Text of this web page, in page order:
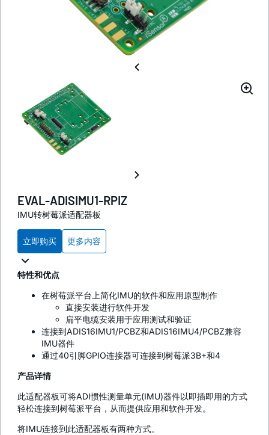
EVAL-ADISIMU1-RPIZ
IMU转树莓派适配器板
立即购买 更多内容
特性和优点
在树莓派平台上简化IMU的软件和应用原型制作
直接安装进行软件开发
扁平电缆安装用于应用测试和验证
连接到ADIS16IMU1/PCBZ和ADIS16IMU4/PCBZ兼容
IMU器件
通过40引脚GPIO连接器可连接到树莓派3B+和4
产品详情
此适配器板可将ADI惯性测量单元(IMU)器件以即插即用的方式
轻松连接到树莓派平台，从而提供应用和软件开发。
将IMU连接到此适配器板有两种方式。